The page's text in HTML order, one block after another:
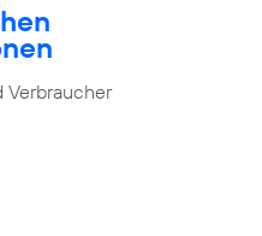
Verbraucher